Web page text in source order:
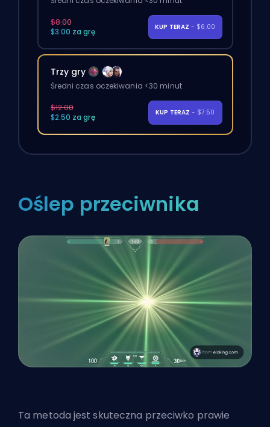
$8.00
$3.00 za grę
KUP TERAZ - $6.00
Trzy gry
Średni czas oczekiwania <30 minut
$12.00
$2.50 za grę
KUP TERAZ - $7.50
Oślep przeciwnika
Ta metoda jest skuteczna przeciwko prawie